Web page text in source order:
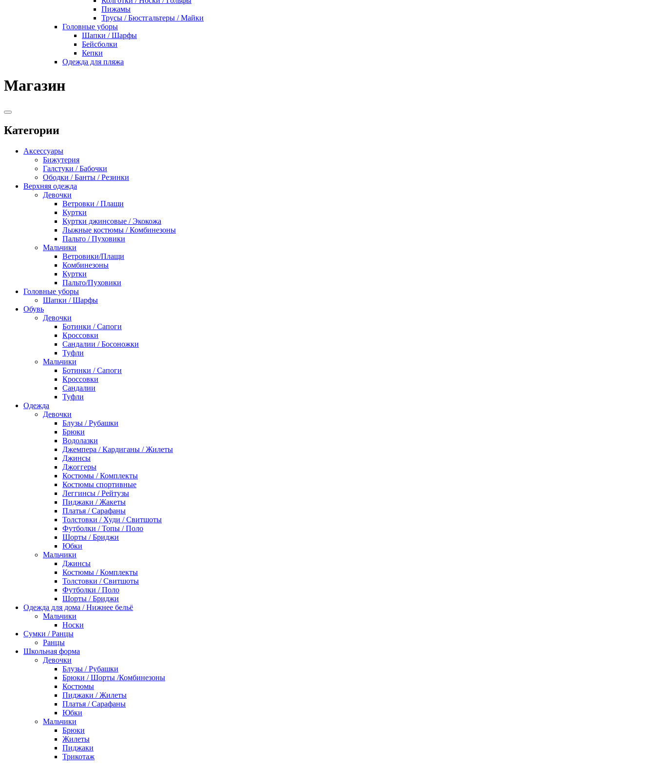
Пижамы
Трусы / Бюстгальтеры / Майки
Головные уборы
Шапки / Шарфы
Бейсболки
Кепки
Одежда для пляжа
Магазин
Категории
Аксессуары
Бижутерия
Галстуки / Бабочки
Ободки / Банты / Резинки
Верхняя одежда
Девочки
Ветровки / Плащи
Куртки
Куртки джинсовые / Экокожа
Лыжные костюмы / Комбинезоны
Пальто / Пуховики
Мальчики
Ветровики/Плащи
Комбинезоны
Куртки
Пальто/Пуховики
Головные уборы
Шапки / Шарфы
Обувь
Девочки
Ботинки / Сапоги
Кроссовки
Сандалии / Босоножки
Туфли
Мальчики
Ботинки / Сапоги
Кроссовки
Сандалии
Туфли
Одежда
Девочки
Блузы / Рубашки
Брюки
Водолазки
Джемпера / Кардиганы / Жилеты
Джинсы
Джоггеры
Костюмы / Комплекты
Костюмы спортивные
Леггинсы / Рейтузы
Пиджаки / Жакеты
Платья / Сарафаны
Толстовки / Худи / Свитшоты
Футболки / Топы / Поло
Шорты / Бриджи
Юбки
Мальчики
Джинсы
Костюмы / Комплекты
Толстовки / Свитшоты
Футболки / Поло
Шорты / Бриджи
Одежда для дома / Нижнее бельё
Мальчики
Носки
Сумки / Ранцы
Ранцы
Школьная форма
Девочки
Блузы / Рубашки
Брюки / Шорты /Комбинезоны
Костюмы
Пиджаки / Жилеты
Платья / Сарафаны
Юбки
Мальчики
Брюки
Жилеты
Пиджаки
Трикотаж